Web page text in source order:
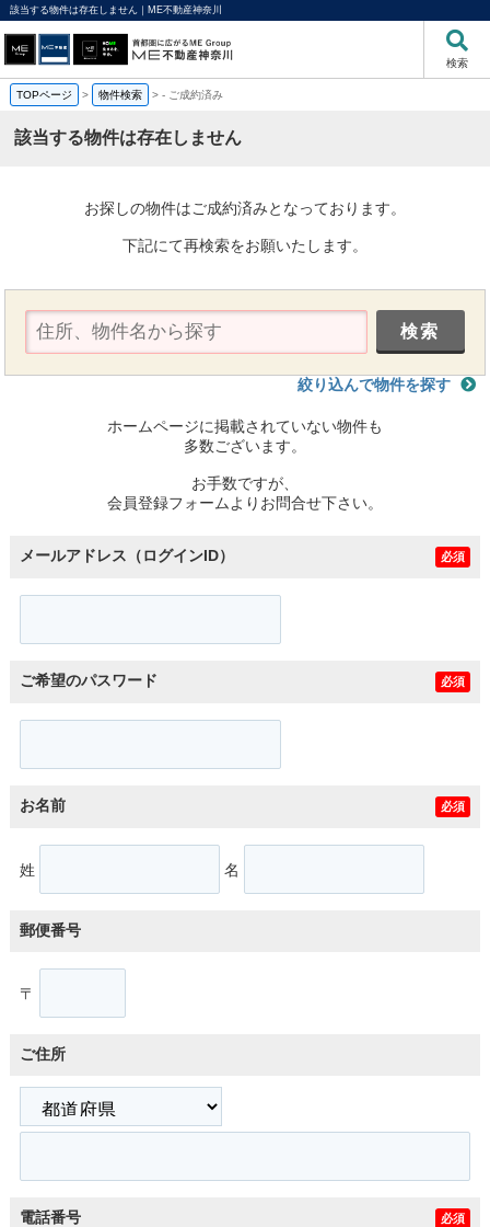
該当する物件は存在しません｜ME不動産神奈川
検索
TOPページ > 物件検索 >- ご成約済み
該当する物件は存在しません
お探しの物件はご成約済みとなっております。
下記にて再検索をお願いたします。
絞り込んで物件を探す
ホームページに掲載されていない物件も
多数ございます。
お手数ですが、
会員登録フォームよりお問合せ下さい。
メールアドレス（ログインID） 必須
ご希望のパスワード 必須
お名前 必須
姓 名
郵便番号
〒
ご住所
電話番号 必須